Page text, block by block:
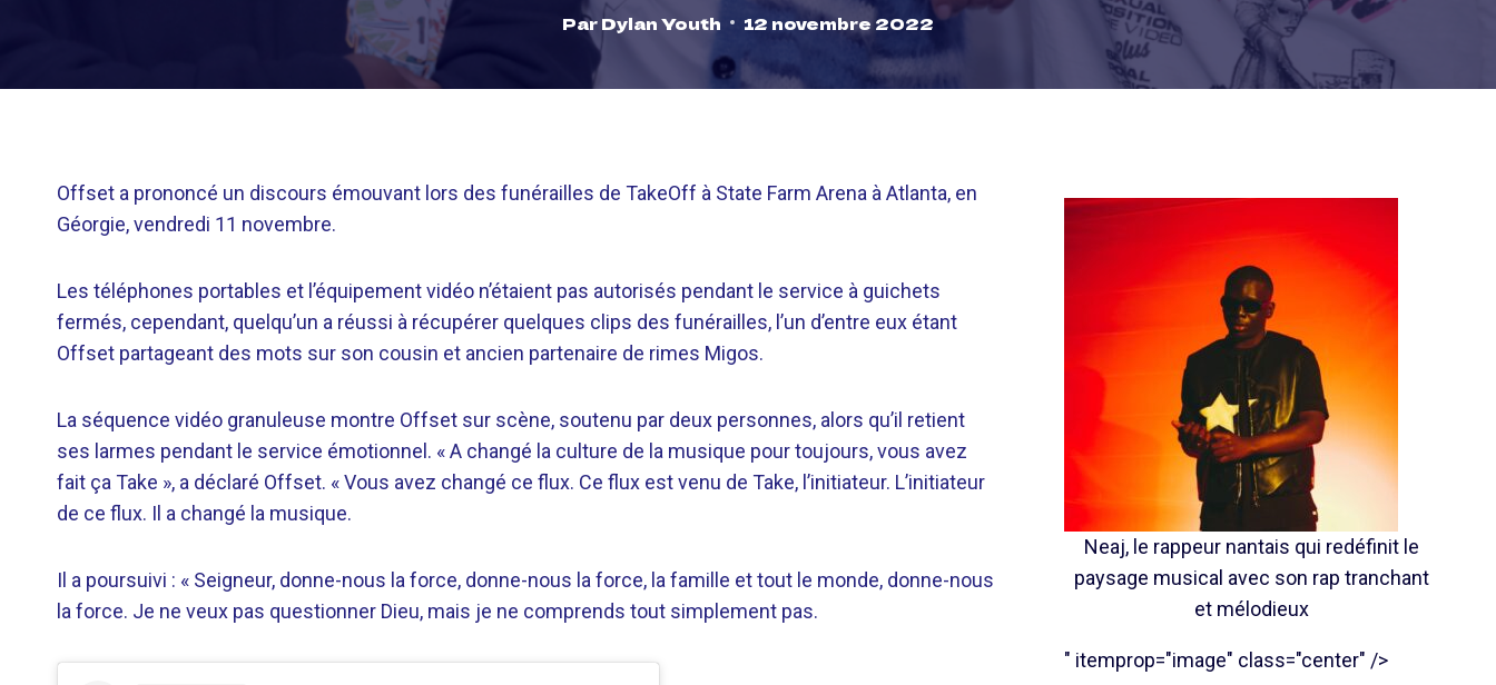
ParDylan Youth 12 novembre 2022
Offset a prononcé un discours émouvant lors des funérailles de TakeOff à State Farm Arena à Atlanta, en
Géorgie, vendredi 11 novembre.
Les téléphones portables et l’équipement vidéo n’étaient pas autorisés pendant le service à guichets
fermés, cependant, quelqu’un a réussi à récupérer quelques clips des funérailles, l’un d’entre eux étant
Offset partageant des mots sur son cousin et ancien partenaire de rimes Migos.
La séquence vidéo granuleuse montre Offset sur scène, soutenu par deux personnes, alors qu’il retient
ses larmes pendant le service émotionnel. « A changé la culture de la musique pour toujours, vous avez
fait ça Take », a déclaré Offset. « Vous avez changé ce flux. Ce flux est venu de Take, l’initiateur. L’initiateur
de ce flux. Il a changé la musique.
Il a poursuivi : « Seigneur, donne-nous la force, donne-nous la force, la famille et tout le monde, donne-nous
la force. Je ne veux pas questionner Dieu, mais je ne comprends tout simplement pas.
Neaj, le rappeur nantais qui redéfinit le
paysage musical avec son rap tranchant
et mélodieux
" itemprop="image" class="center" />